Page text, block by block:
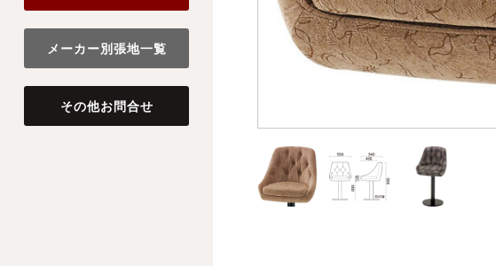
メーカー別張地一覧
その他お問合せ